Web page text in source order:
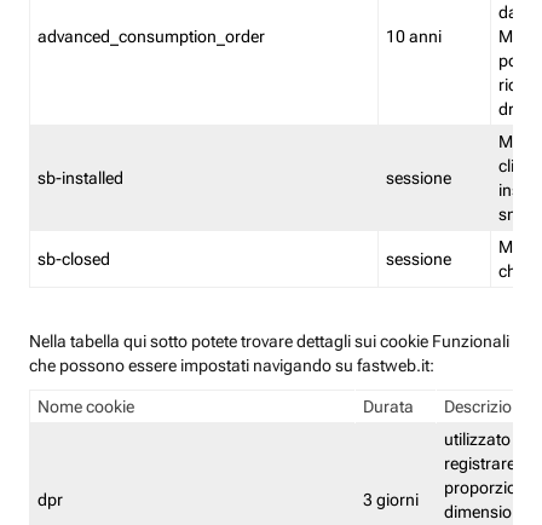
advanced_consumption_order 10 anni
sb-installed sessione
sb-closed sessione
Nella tabella qui sotto potete trovare dettagli sui cookie Funzionali
che possono essere impostati navigando su fastweb.it:
Nome cookie Durata Descrizione
dpr 3 giorni
utilizzato per
registrare le
proporzioni
dimensioni